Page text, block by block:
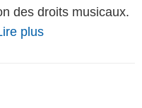
des droits musicaux.
plus